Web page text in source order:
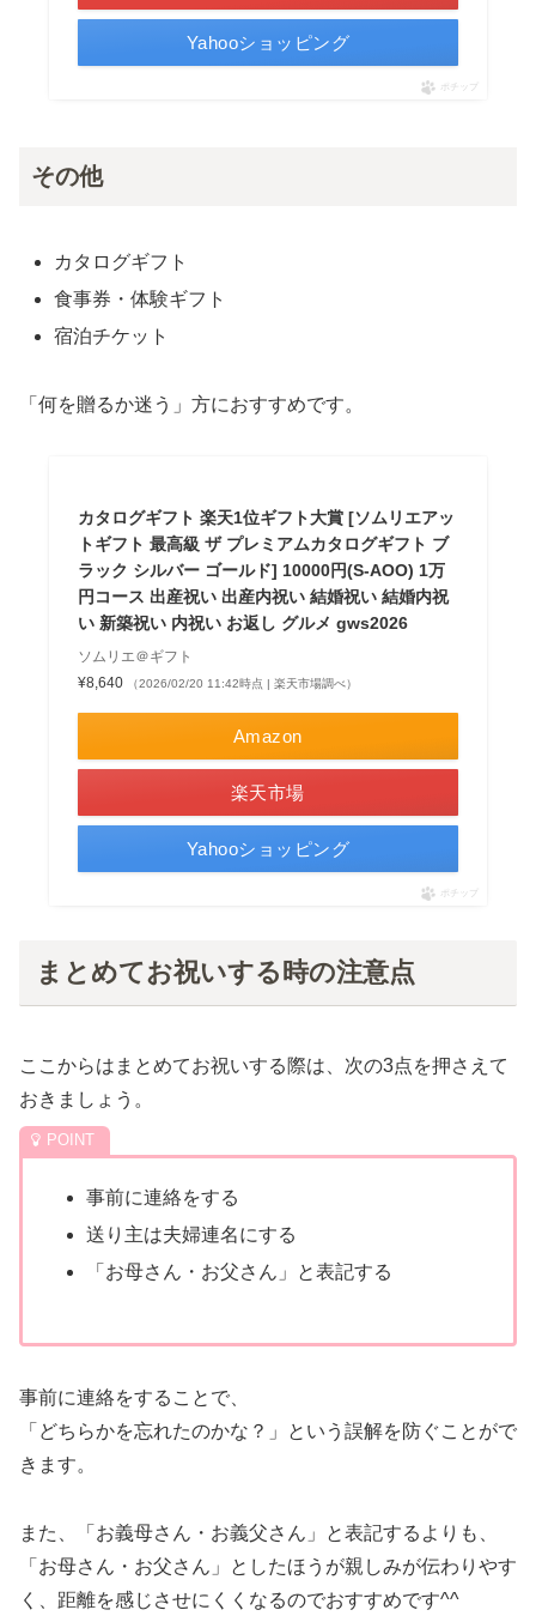
Yahooショッピング
ポチップ
その他
カタログギフト
食事券・体験ギフト
宿泊チケット
「何を贈るか迷う」方におすすめです。
カタログギフト 楽天1位ギフト大賞 [ソムリエアッ
トギフト 最高級 ザ プレミアムカタログギフト ブ
ラック シルバー ゴールド] 10000円(S-AOO) 1万
円コース 出産祝い 出産内祝い 結婚祝い 結婚内祝
い 新築祝い 内祝い お返し グルメ gws2026
ソムリエ＠ギフト
¥8,640
（2026/02/20 11:42時点 | 楽天市場調べ）
Amazon
楽天市場
Yahooショッピング
ポチップ
まとめてお祝いする時の注意点
ここからはまとめてお祝いする際は、次の3点を押さえて
おきましょう。
事前に連絡をする
送り主は夫婦連名にする
「お母さん・お父さん」と表記する
事前に連絡をすることで、
「どちらかを忘れたのかな？」という誤解を防ぐことがで
きます。
また、「お義母さん・お義父さん」と表記するよりも、
「お母さん・お父さん」としたほうが親しみが伝わりやす
く、距離を感じさせにくくなるのでおすすめです^^